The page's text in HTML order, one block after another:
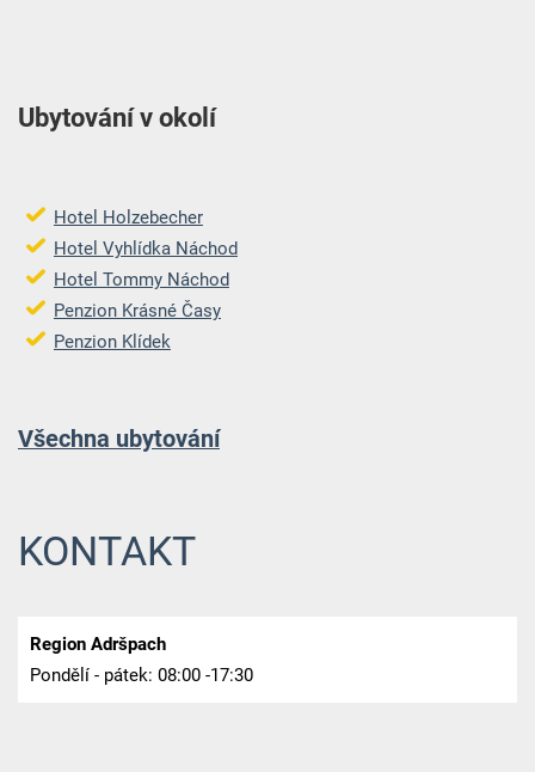
Ubytování v okolí
Hotel Holzebecher
Hotel Vyhlídka Náchod
Hotel Tommy Náchod
Penzion Krásné Časy
Penzion Klídek
Všechna ubytování
KONTAKT
Region Adršpach
Pondělí - pátek: 08:00 -17:30